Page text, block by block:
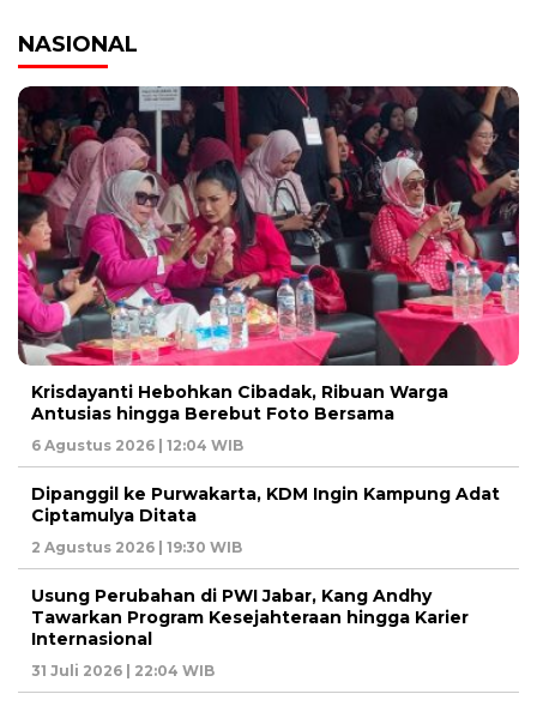
NASIONAL
Krisdayanti Hebohkan Cibadak, Ribuan Warga
Antusias hingga Berebut Foto Bersama
6 Agustus 2026 | 12:04 WIB
Dipanggil ke Purwakarta, KDM Ingin Kampung Adat
Ciptamulya Ditata
2 Agustus 2026 | 19:30 WIB
Usung Perubahan di PWI Jabar, Kang Andhy
Tawarkan Program Kesejahteraan hingga Karier
Internasional
31 Juli 2026 | 22:04 WIB